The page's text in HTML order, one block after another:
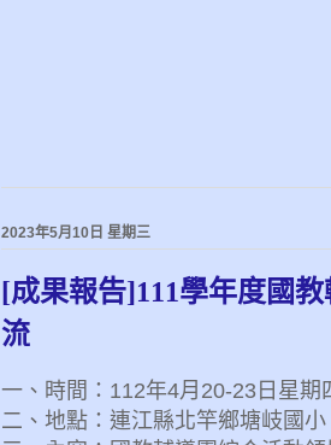
2023年5月10日 星期三
[成果報告]111學年度國
流
一、時間：112年4月20-23日星期
二、地點：連江縣北竿鄉塘岐國小